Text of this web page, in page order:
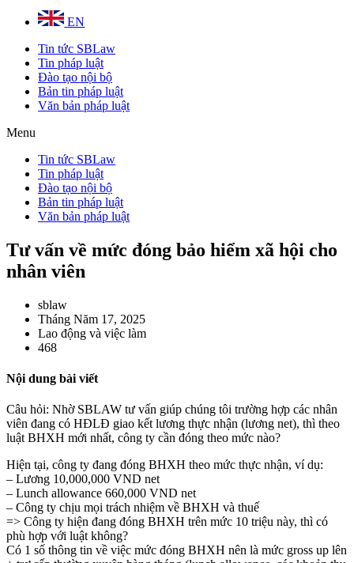
EN
Tin tức SBLaw
Tin pháp luật
Đào tạo nội bộ
Bản tin pháp luật
Văn bản pháp luật
Menu
Tin tức SBLaw
Tin pháp luật
Đào tạo nội bộ
Bản tin pháp luật
Văn bản pháp luật
Tư vấn về mức đóng bảo hiểm xã hội cho
nhân viên
sblaw
Tháng Năm 17, 2025
Lao động và việc làm
468
Nội dung bài viết
Câu hỏi: Nhờ SBLAW tư vấn giúp chúng tôi trường hợp các nhân
viên đang có HĐLĐ giao kết lương thực nhận (lương net), thì theo
luật BHXH mới nhất, công ty cần đóng theo mức nào?
Hiện tại, công ty đang đóng BHXH theo mức thực nhận, ví dụ:
– Lương 10,000,000 VND net
– Lunch allowance 660,000 VND net
– Công ty chịu mọi trách nhiệm về BHXH và thuế
=> Công ty hiện đang đóng BHXH trên mức 10 triệu này, thì có
phù hợp với luật không?
Có 1 số thông tin về việc mức đóng BHXH nên là mức gross up lên